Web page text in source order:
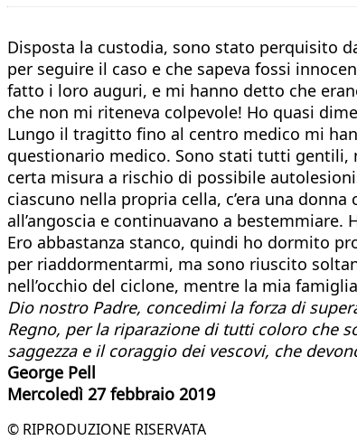
Disposta la custodia, sono stato perquisito
per seguire il caso e che sapeva fossi
fatto i loro auguri, e mi hanno detto che
che non mi riteneva colpevole! Ho quasi
Lungo il tragitto fino al centro medico mi
questionario medico. Sono stati tutti gentili,
certa misura a rischio di possibile
ciascuno nella propria cella, c’era una
all’angoscia e continuavano a
Ero abbastanza stanco, quindi ho dormito
per riaddormentarmi, ma sono riuscito
nell’occhio del ciclone, mentre la mia
Dio nostro Padre, concedimi la forza di
Regno, per la riparazione di tutti coloro che
saggezza e il coraggio dei vescovi, che
George Pell
Mercoledì 27 febbraio 2019
© RIPRODUZIONE RISERVATA